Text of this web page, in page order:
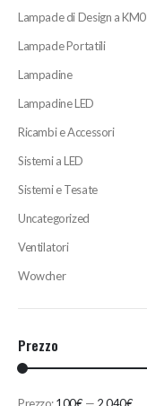
Lampade di Design a KM0
Lampade Portatili
Lampadine
Lampadine LED
Ricambi e Accessori
Sistemi a LED
Sistemi e Tesate
Uncategorized
Ventilatori
Wowcher
Prezzo
Prezzo:100€— 2.040€